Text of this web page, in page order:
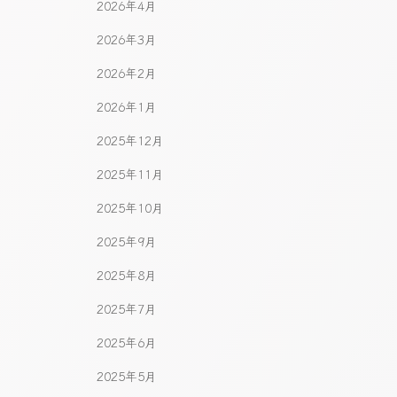
2026年4月
2026年3月
2026年2月
2026年1月
2025年12月
2025年11月
2025年10月
2025年9月
2025年8月
2025年7月
2025年6月
2025年5月